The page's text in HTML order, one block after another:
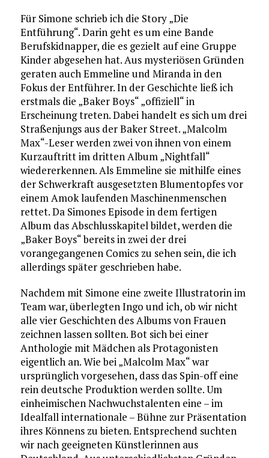
Für Simone schrieb ich die Story „Die
Entführung“. Darin geht es um eine Bande
Berufskidnapper, die es gezielt auf eine Gruppe
Kinder abgesehen hat. Aus mysteriösen Gründen
geraten auch Emmeline und Miranda in den
Fokus der Entführer. In der Geschichte ließ ich
erstmals die „Baker Boys“ „offiziell“ in
Erscheinung treten. Dabei handelt es sich um drei
Straßenjungs aus der Baker Street. „Malcolm
Max“-Leser werden zwei von ihnen von einem
Kurzauftritt im dritten Album „Nightfall“
wiedererkennen. Als Emmeline sie mithilfe eines
der Schwerkraft ausgesetzten Blumentopfes vor
einem Amok laufenden Maschinenmenschen
rettet. Da Simones Episode in dem fertigen
Album das Abschlusskapitel bildet, werden die
„Baker Boys“ bereits in zwei der drei
vorangegangenen Comics zu sehen sein, die ich
allerdings später geschrieben habe.
Nachdem mit Simone eine zweite Illustratorin im
Team war, überlegten Ingo und ich, ob wir nicht
alle vier Geschichten des Albums von Frauen
zeichnen lassen sollten. Bot sich bei einer
Anthologie mit Mädchen als Protagonisten
eigentlich an. Wie bei „Malcolm Max“ war
ursprünglich vorgesehen, dass das Spin-off eine
rein deutsche Produktion werden sollte. Um
einheimischen Nachwuchstalenten eine – im
Idealfall internationale – Bühne zur Präsentation
ihres Könnens zu bieten. Entsprechend suchten
wir nach geeigneten Künstlerinnen aus